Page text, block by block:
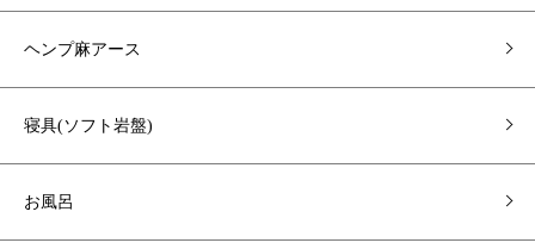
ヘンプ麻アース
寝具(ソフト岩盤)
お風呂